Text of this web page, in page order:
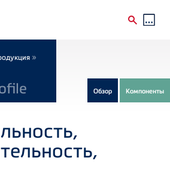
»
Обзор Компоненты